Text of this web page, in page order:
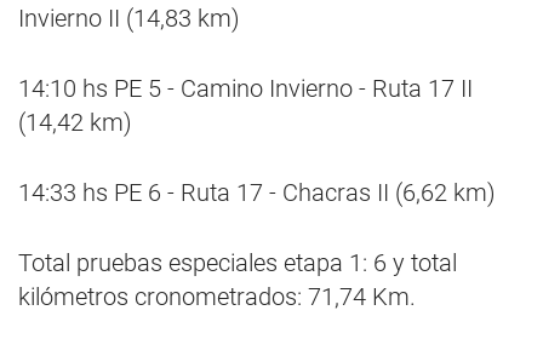
Invierno II (14,83 km)
14:10 hs PE 5 - Camino Invierno - Ruta 17 II
(14,42 km)
14:33 hs PE 6 - Ruta 17 - Chacras II (6,62 km)
Total pruebas especiales etapa 1: 6 y total
kilómetros cronometrados: 71,74 Km.